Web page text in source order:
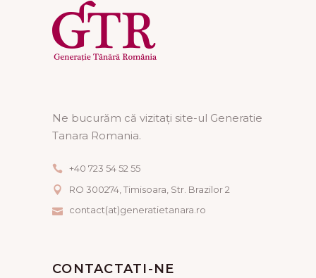
Ne bucurăm că vizitați site-ul Generatie
Tanara Romania.
+40 723 54 52 55
RO 300274, Timisoara, Str. Brazilor 2
contact(at)generatietanara.ro
CONTACTATI-NE